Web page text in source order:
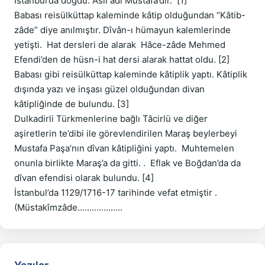
Babası reisülküttap kaleminde kâtip olduğundan “Kâtib-
zâde” diye anılmıştır. Dîvân-ı hümayun kalemlerinde
yetişti.  Hat dersleri de alarak  Hâce-zâde Mehmed
Efendi’den de hüsn-i hat dersi alarak hattat oldu. [2]
Babası gibi reisülküttap kaleminde kâtiplik yaptı. Kâtiplik
dışında yazı ve inşası güzel olduğundan divan
kâtipliğinde de bulundu. [3]
Dulkadirli Türkmenlerine bağlı Tâcirlü ve diğer
aşiretlerin te’dibi ile görevlendirilen Maraş beylerbeyi
Mustafa Paşa’nın dîvan kâtipliğini yaptı.  Muhtemelen
onunla birlikte Maraş’a da gitti. .  Eflak ve Boğdan’da da
dîvan efendisi olarak bulundu. [4]
İstanbul’da 1129/1716-17 tarihinde vefat etmiştir .
(Müstakîmzâde...................